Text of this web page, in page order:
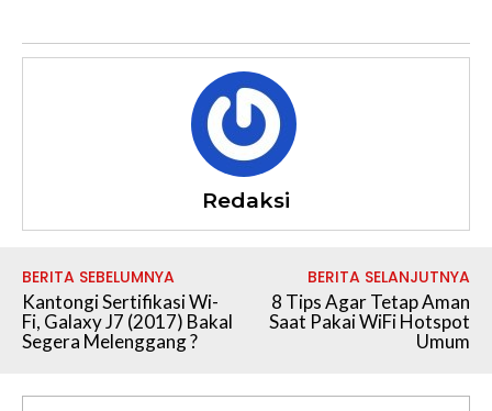
Redaksi
BERITA SEBELUMNYA
Kantongi Sertifikasi Wi-
Fi, Galaxy J7 (2017) Bakal
Segera Melenggang ?
BERITA SELANJUTNYA
8 Tips Agar Tetap Aman
Saat Pakai WiFi Hotspot
Umum